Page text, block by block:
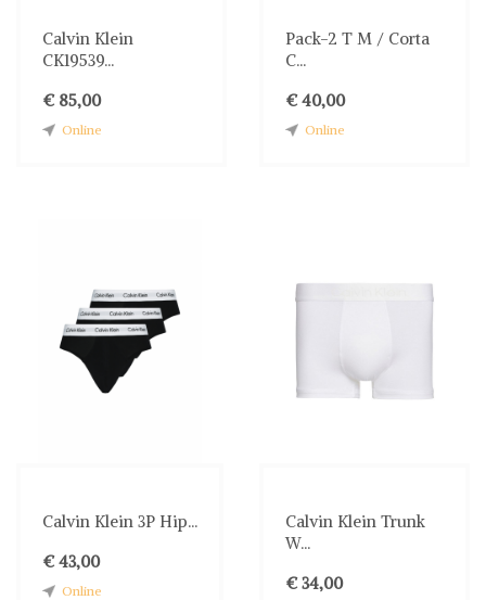
Calvin Klein
CK19539...
€ 85,00
Online
Pack-2 T M / Corta
C...
€ 40,00
Online
Calvin Klein 3P Hip...
€ 43,00
Online
Calvin Klein Trunk
W...
€ 34,00